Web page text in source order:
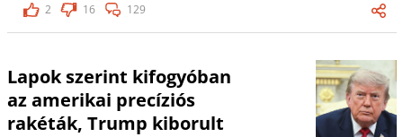
2
16 129
Lapok szerint kifogyóban
az amerikai precíziós
rakéták, Trump kiborult